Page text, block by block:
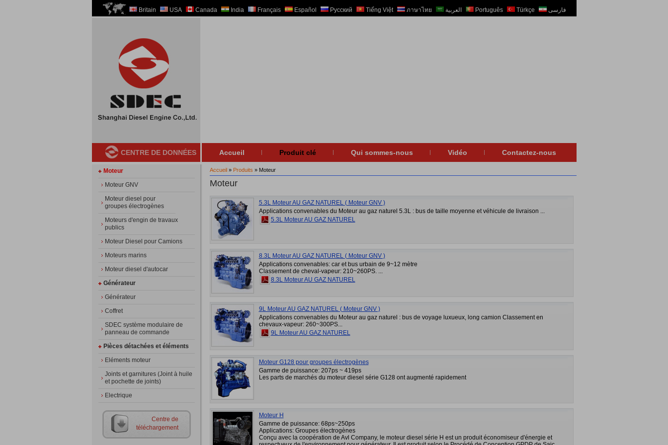
Britain USA Canada India Français Español Русский Tiếng Việt ภาษาไทย العربية Português Türkçe فارسی
CENTRE DE DONNÉES Accueil Produit clé Qui sommes-nous Vidéo Contactez-nous
Moteur
Moteur GNV
Moteur diesel pour
groupes électrogènes
Moteurs d'engin de travaux
publics
Moteur Diesel pour Camions
Moteurs marins
Moteur diesel d'autocar
Générateur
Générateur
Coffret
SDEC système modulaire de
panneau de commande
Pièces détachées et éléments
Eléments moteur
Joints et garnitures (Joint à huile
et pochette de joints)
Electrique
Centre de
téléchargement
Accueil» Produits » Moteur
Moteur
5.3L Moteur AU GAZ NATUREL ( Moteur GNV )
Applications convenables du Moteur au gaz naturel 5.3L : bus de taille moyenne et véhicule de livraison ...
5.3L Moteur AU GAZ NATUREL
8.3L Moteur AU GAZ NATUREL ( Moteur GNV )
Applications convenables: car et bus urbain de 9~12 mètre
Classement de cheval-vapeur: 210~260PS. ...
8.3L Moteur AU GAZ NATUREL
9L Moteur AU GAZ NATUREL ( Moteur GNV )
Applications convenables du Moteur au gaz naturel : bus de voyage luxueux, long camion Classement en
chevaux-vapeur: 260~300PS...
9L Moteur AU GAZ NATUREL
Moteur G128 pour groupes électrogènes
Gamme de puissance: 207ps ~ 419ps
Les parts de marchés du moteur diesel série G128 ont augmenté rapidement
Moteur H
Gamme de puissance: 68ps~250ps
Applications: Groupes électrogènes
Conçu avec la coopération de Avl Company, le moteur diesel série H est un produit économiseur d'énergie et